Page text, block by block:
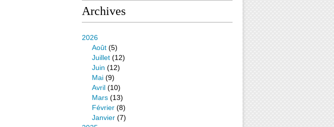
Archives
2026
Août (5)
Juillet (12)
Juin (12)
Mai (9)
Avril (10)
Mars (13)
Février (8)
Janvier (7)